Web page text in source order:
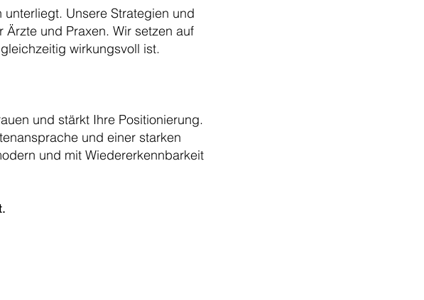
Unsere Strategien und
und Praxen. Wir setzen auf
wirkungsvoll ist.
und stärkt Ihre Positionierung.
und einer starken
und mit Wiedererkennbarkeit